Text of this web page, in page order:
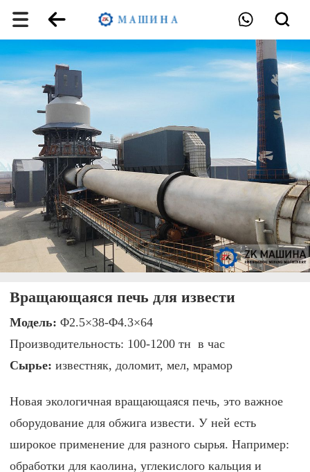
Вращающаяся печь для извести
Модель: Φ2.5×38-Φ4.3×64
Производительность: 100-1200 тн в час
Сырье: известняк, доломит, мел, мрамор
Новая экологичная вращающаяся печь, это важное
оборудование для обжига извести. У ней есть
широкое применение для разного сырья. Например:
обработки для каолина, углекислого кальция и